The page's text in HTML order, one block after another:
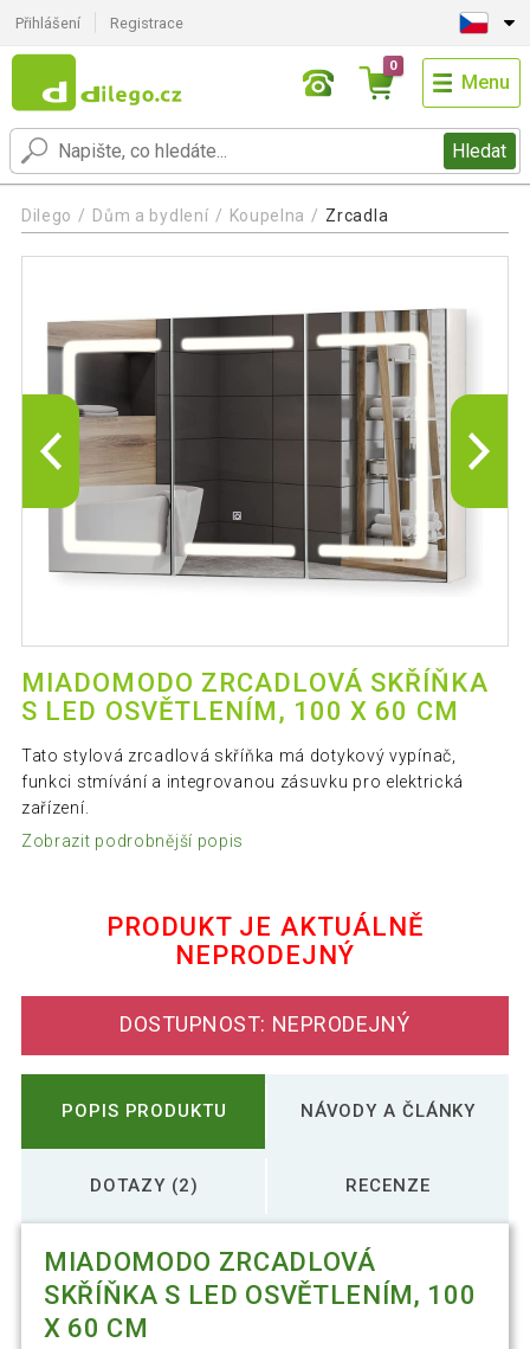
Přihlášení Registrace
Hledat
0
Menu
Dilego Dům a bydlení Koupelna Zrcadla
MIADOMODO ZRCADLOVÁ SKŘÍŇKA
S LED OSVĚTLENÍM, 100 X 60 CM
Tato stylová zrcadlová skříňka má dotykový vypínač,
funkci stmívání a integrovanou zásuvku pro elektrická
zařízení.
Zobrazit podrobnější popis
PRODUKT JE AKTUÁLNĚ
NEPRODEJNÝ
DOSTUPNOST: NEPRODEJNÝ
POPIS PRODUKTU NÁVODY A ČLÁNKY
DOTAZY (2) RECENZE
MIADOMODO ZRCADLOVÁ
SKŘÍŇKA S LED OSVĚTLENÍM, 100
X 60 CM